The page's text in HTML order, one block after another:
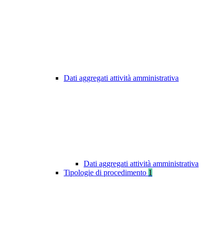
Dati aggregati attività amministrativa
Dati aggregati attività amministrativa
Tipologie di procedimento 1